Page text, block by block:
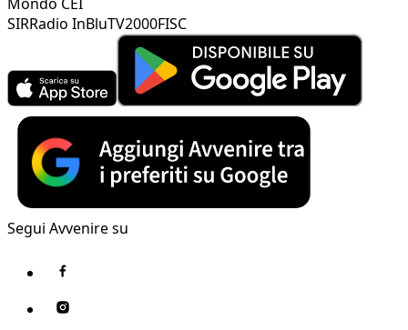
SIRRadio InBluTV2000FISC
Segui Avvenire su